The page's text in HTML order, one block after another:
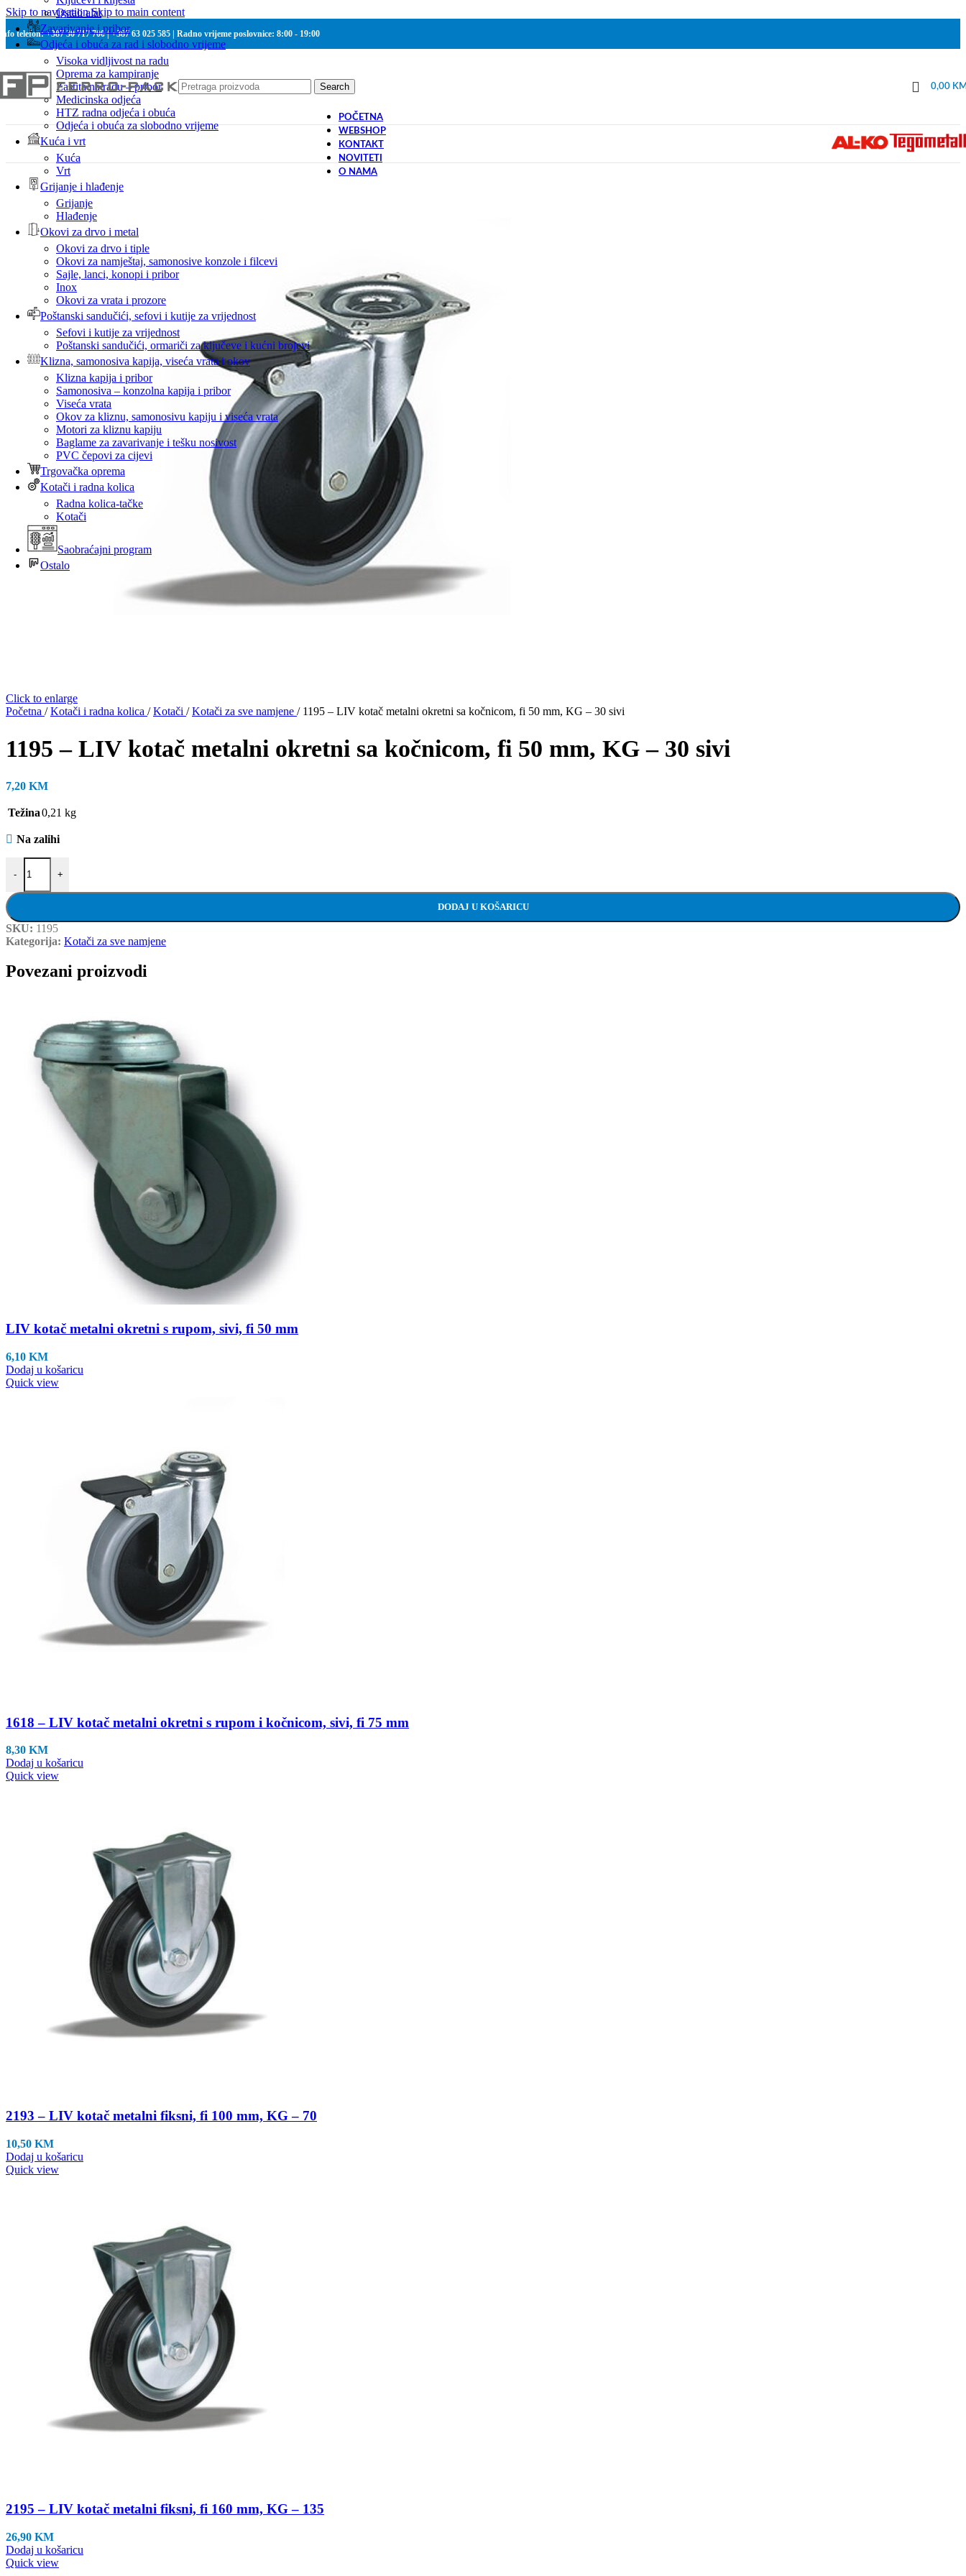
Skip to navigationSkip to main content
telefon: +387 30 717 700 | +387 63 025 585 | Radno vrijeme poslovnice: 8:00 - 19:00
Search 0,00
Ostali alat
Zavarivanje i pribor
Odjeća i obuća za rad i slobodno vrijeme
Visoka vidljivost na radu
Oprema za kampiranje
Zaštita na radu – pribor
Medicinska odjeća
HTZ radna odjeća i obuća
Odjeća i obuća za slobodno vrijeme
Kuća i vrt
Kuća
Vrt
Grijanje i hlađenje
Grijanje
Hlađenje
Okovi za drvo i metal
Okovi za drvo i tiple
Okovi za namještaj, samonosive konzole i filcevi
Sajle, lanci, konopi i pribor
Inox
Okovi za vrata i prozore
Poštanski sandučići, sefovi i kutije za vrijednost
Sefovi i kutije za vrijednost
Poštanski sandučići, ormariči za ključeve i kućni brojevi
Klizna, samonosiva kapija, viseća vrata i okov
Klizna kapija i pribor
Samonosiva – konzolna kapija i pribor
Viseća vrata
Okov za kliznu, samonosivu kapiju i viseća vrata
Motori za kliznu kapiju
Baglame za zavarivanje i tešku nosivost
PVC čepovi za cijevi
Trgovačka oprema
Kotači i radna kolica
Radna kolica-tačke
Kotači
Saobraćajni program
Ostalo
POČETNA
WEBSHOP
KONTAKT
NOVITETI
O NAMA
Click to enlarge
Početna / Kotači i radna kolica / Kotači / Kotači za sve namjene / 1195 – LIV kotač metalni okretni sa kočnicom, fi 50 mm, KG – 30 sivi
1195 – LIV kotač metalni okretni sa kočnicom, fi 50 mm, KG – 30 sivi
7,20 KM
Težina0,21 kg
Na zalihi
-
1195 - LIV kotač metalni okretni sa kočnicom, fi 50 mm, KG - 30 sivi količina
+
DODAJ U KOŠARICU
SKU: 1195
Kategorija: Kotači za sve namjene
Povezani proizvodi
LIV kotač metalni okretni s rupom, sivi, fi 50 mm
6,10 KM
Dodaj u košaricu
Quick view
1618 – LIV kotač metalni okretni s rupom i kočnicom, sivi, fi 75 mm
8,30 KM
Dodaj u košaricu
Quick view
2193 – LIV kotač metalni fiksni, fi 100 mm, KG – 70
10,50 KM
Dodaj u košaricu
Quick view
2195 – LIV kotač metalni fiksni, fi 160 mm, KG – 135
26,90 KM
Dodaj u košaricu
Quick view